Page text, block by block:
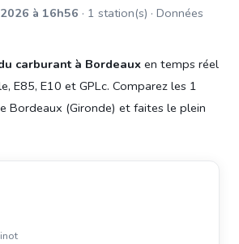
à 16h56 · 1 station(s) · Données
carburant à Bordeaux en temps réel
E85, E10 et GPLc. Comparez les 1
Bordeaux (Gironde) et faites le plein